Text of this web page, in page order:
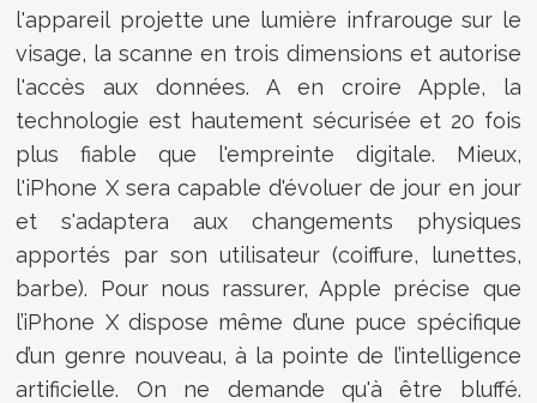
l'appareil projette une lumière infrarouge sur le
visage, la scanne en trois dimensions et autorise
l'accès aux données. A en croire Apple, la
technologie est hautement sécurisée et 20 fois
plus fiable que l'empreinte digitale. Mieux,
l'iPhone X sera capable d'évoluer de jour en jour
et s'adaptera aux changements physiques
apportés par son utilisateur (coiffure, lunettes,
barbe). Pour nous rassurer, Apple précise que
l’iPhone X dispose même d’une puce spécifique
d’un genre nouveau, à la pointe de l’intelligence
artificielle. On ne demande qu'à être bluffé.